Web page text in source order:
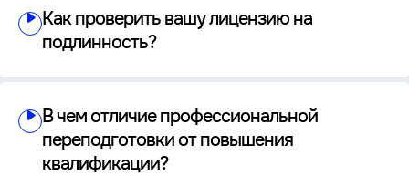
Как проверить вашу лицензию на
подлинность?
В чем отличие профессиональной
переподготовки от повышения
квалификации?